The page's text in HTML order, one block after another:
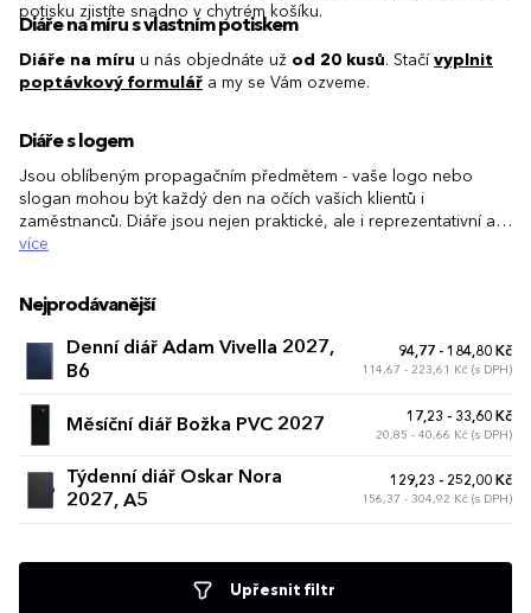
potisku zjistíte snadno v chytrém košíku.
Diáře na míru s vlastním potiskem
Diáře na míru u nás objednáte už od 20 kusů. Stačí vyplnit
poptávkový formulář a my se Vám ozveme.
Diáře s logem
Jsou oblíbeným propagačním předmětem - vaše logo nebo
slogan mohou být každý den na očích vašich klientů i
zaměstnanců. Diáře jsou nejen praktické, ale i reprezentativní a
stylové, mohou skvěle sloužit i jako dárek pro vaše obchodní
více
Nejprodávanější
Denní diář Adam Vivella 2027,
B6
94,77 - 184,80 Kč
114,67 - 223,61 Kč (s DPH)
Měsíční diář Božka PVC 2027 17,23 - 33,60 Kč
20,85 - 40,66 Kč (s DPH)
Týdenní diář Oskar Nora
2027, A5
129,23 - 252,00 Kč
156,37 - 304,92 Kč (s DPH)
Upřesnit filtr